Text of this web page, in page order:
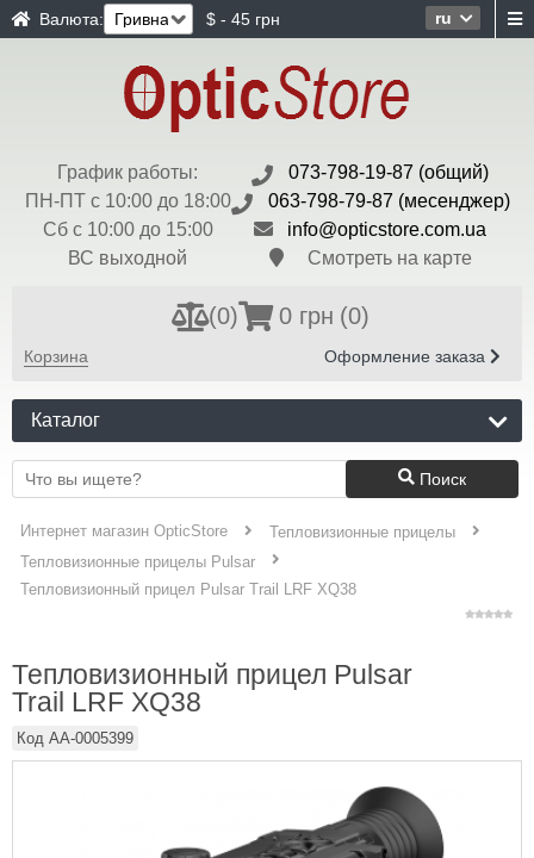
ru
Валюта: $ - 45 грн
График работы:
ПН-ПТ с 10:00 до 18:00
Сб с 10:00 до 15:00
ВС выходной
073-798-19-87 (общий)
063-798-79-87 (месенджер)
info@opticstore.com.ua
Смотреть на карте
(0) 0 грн (0)
Корзина Оформление заказа
Каталог
Поиск
Интернет магазин OpticStore
Тепловизионные прицелы
Тепловизионные прицелы Pulsar
Тепловизионный прицел Pulsar Trail LRF XQ38
Тепловизионный прицел Pulsar
Trail LRF XQ38
Код AA-0005399